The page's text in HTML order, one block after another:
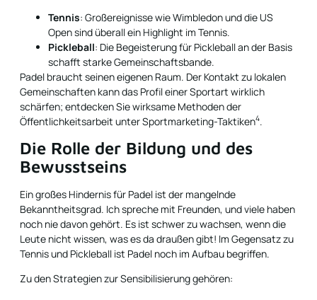
Tennis: Großereignisse wie Wimbledon und die US
Open sind überall ein Highlight im Tennis.
Pickleball: Die Begeisterung für Pickleball an der Basis
schafft starke Gemeinschaftsbande.
Padel braucht seinen eigenen Raum. Der Kontakt zu lokalen
Gemeinschaften kann das Profil einer Sportart wirklich
schärfen; entdecken Sie wirksame Methoden der
Öffentlichkeitsarbeit unterSportmarketing-Taktiken4.
Die Rolle der Bildung und des
Bewusstseins
Ein großes Hindernis für Padel ist der mangelnde
Bekanntheitsgrad. Ich spreche mit Freunden, und viele haben
noch nie davon gehört. Es ist schwer zu wachsen, wenn die
Leute nicht wissen, was es da draußen gibt! Im Gegensatz zu
Tennis und Pickleball ist Padel noch im Aufbau begriffen.
Zu den Strategien zur Sensibilisierung gehören: